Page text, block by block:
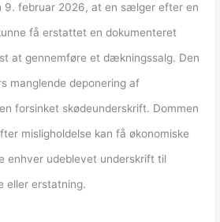
9. februar 2026, at en sælger efter en
få erstattet en dokumenteret
at gennemføre et dækningssalg. Den
manglende deponering af
forsinket skødeunderskrift. Dommen
misligholdelse kan få økonomiske
enhver udeblevet underskrift til
eller erstatning.